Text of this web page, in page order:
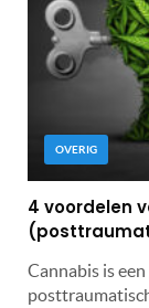
OVERIG
4 voordelen
Cannabis is